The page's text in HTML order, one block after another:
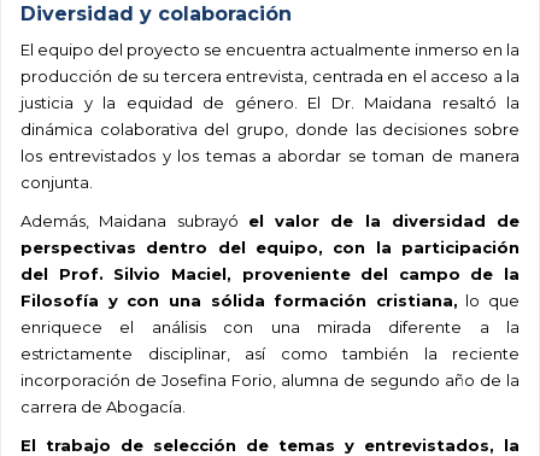
Diversidad y colaboración
El equipo del proyecto se encuentra actualmente inmerso en la
producción de su tercera entrevista, centrada en el acceso a la
justicia y la equidad de género. El Dr. Maidana resaltó la
dinámica colaborativa del grupo, donde las decisiones sobre
los entrevistados y los temas a abordar se toman de manera
conjunta.
Además, Maidana subrayó el valor de la diversidad de
perspectivas dentro del equipo, con la participación
del Prof. Silvio Maciel, proveniente del campo de la
Filosofía y con una sólida formación cristiana, lo que
enriquece el análisis con una mirada diferente a la
estrictamente disciplinar, así como también la reciente
incorporación de Josefina Forio, alumna de segundo año de la
carrera de Abogacía.
El trabajo de selección de temas y entrevistados, la